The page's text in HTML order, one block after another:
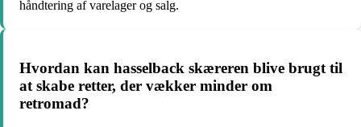
håndtering af varelager og salg.
Hvordan kan hasselback skæreren blive brugt til
at skabe retter, der vækker minder om
retromad?